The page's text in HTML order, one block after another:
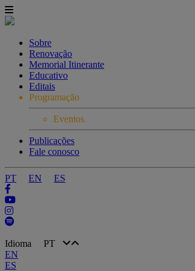
Sobre
Renovação
Memorial Itinerante
Educativo
Editais
Programação
Eventos
Publicações
Fale conosco
PT EN ES
Idioma PT
EN
ES